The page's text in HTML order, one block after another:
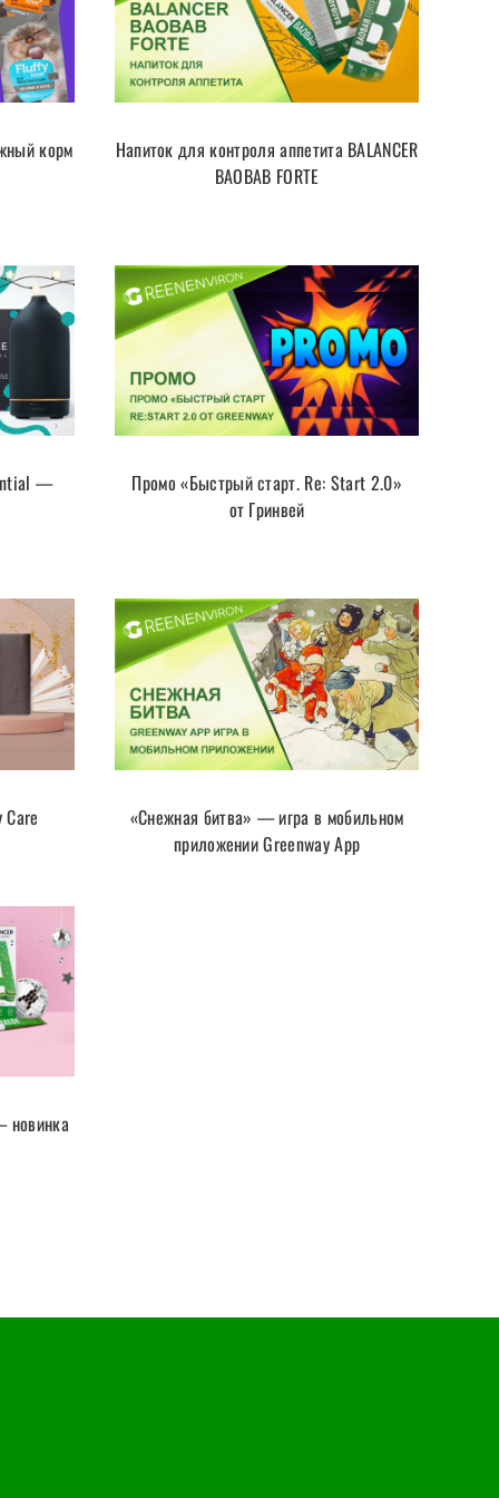
корм
Напиток для контроля аппетита BALANCER
BAOBAB FORTE
—
Промо «Быстрый старт. Re: Start 2.0»
от Гринвей
Care
«Снежная битва» — игра в мобильном
приложении Greenway App
новинка